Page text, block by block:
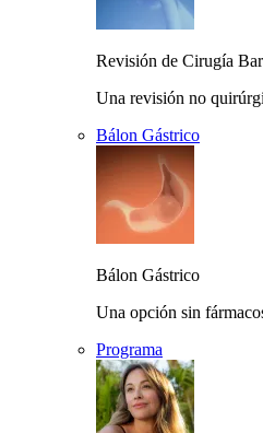
Revisión de Cirugía
Una revisión no
Bálon Gástrico
Bálon Gástrico
Una opción sin
Programa